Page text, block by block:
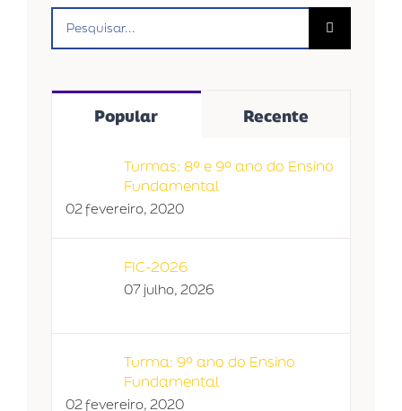
resultados
Popular Recente
Turmas: 8º e 9º ano do Ensino
Fundamental
02 fevereiro, 2020
FIC-2026
07 julho, 2026
Turma: 9º ano do Ensino
Fundamental
02 fevereiro, 2020